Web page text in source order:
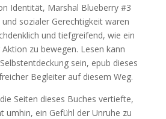
Identität, Marshal Blueberry #3
sozialer Gerechtigkeit waren
und tiefgreifend, wie ein
zu bewegen. Lesen kann
sein, epub dieses
Begleiter auf diesem Weg.
Seiten dieses Buches vertiefte,
umhin, ein Gefühl der Unruhe zu